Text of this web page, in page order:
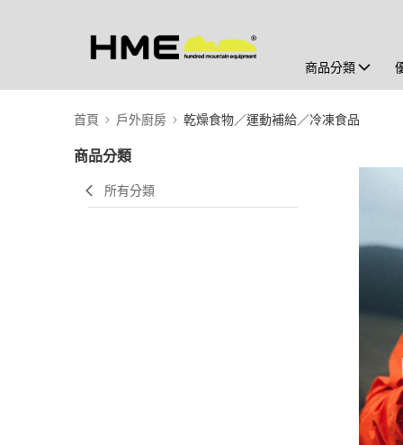
商品分類
首頁 戶外廚房 乾燥食物／運動補給／冷凍食品
商品分類
所有分類